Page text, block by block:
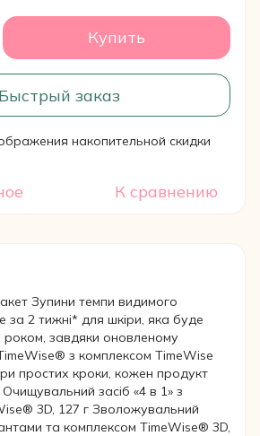
Купить
Быстрый заказ
накопительной скидки
К сравнению
Зупини темпи видимого
за 2 тижні* для шкіри, яка буде
роком, завдяки оновленому
з комплексом TimeWise
простих кроки, кожен продукт
Очищувальний засіб «4 в 1» з
3D, 127 г Зволожувальний
та комплексом TimeWise® 3D,